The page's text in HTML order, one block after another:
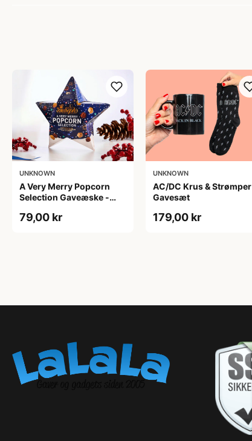
UNKNOWN
A Very Merry Popcorn
Selection Gaveæske -
79,00 kr
UNKNOWN
AC/DC Krus & Strømper
Gavesæt
179,00 kr